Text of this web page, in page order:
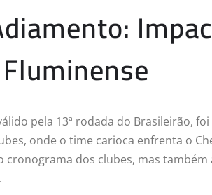
pela 13ª rodada do Brasileirão,
onde o time carioca enfrenta o
cronograma dos clubes, mas